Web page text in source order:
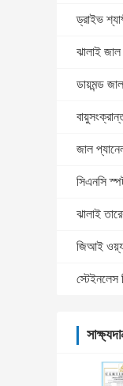
ড্রাইভ
ঝালাই জাল
ডায়মন্ড
জাল
সিএনসি
ঝালাই
জিআই